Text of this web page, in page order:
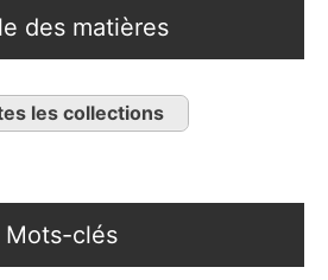
des matières
les collections
Mots-clés